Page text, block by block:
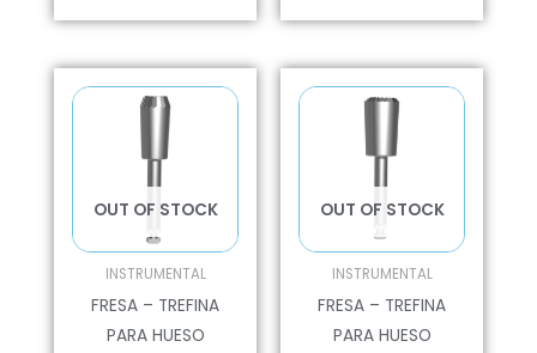
OUT OF STOCK
INSTRUMENTAL
FRESA – TREFINA
PARA HUESO
OUT OF STOCK
INSTRUMENTAL
FRESA – TREFINA
PARA HUESO